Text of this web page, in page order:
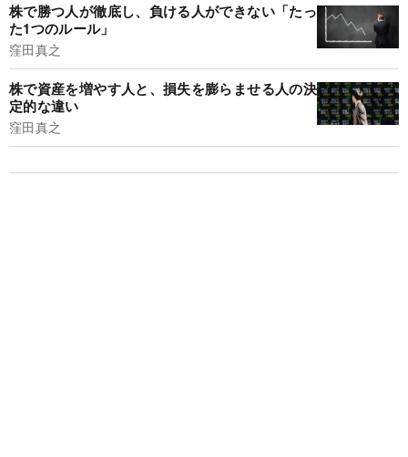
株で勝つ人が徹底し、負ける人ができない「たっ
た1つのルール」
窪田真之
株で資産を増やす人と、損失を膨らませる人の決
定的な違い
窪田真之